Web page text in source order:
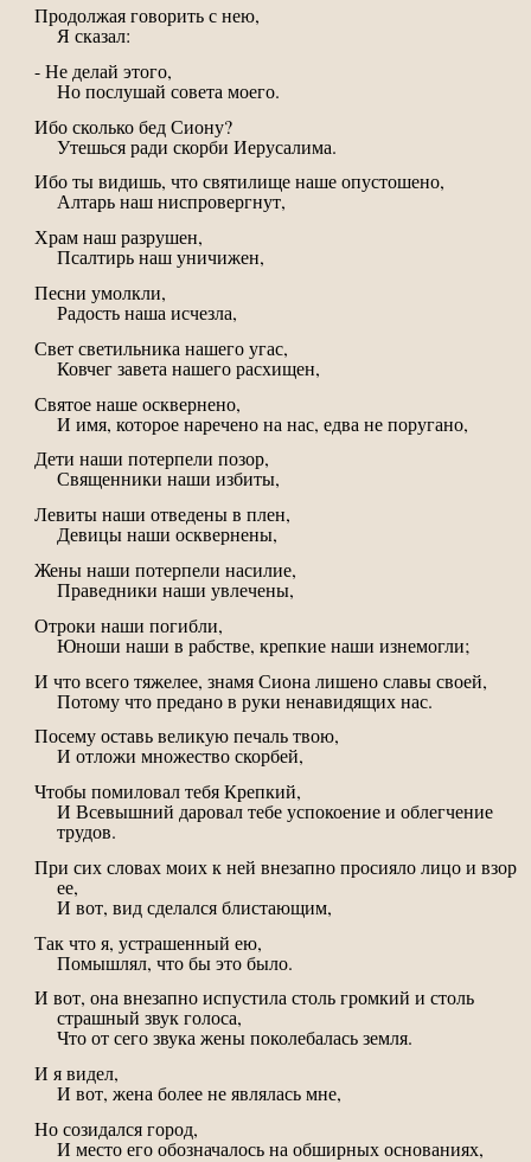
Продолжая говорить с нею,
Я сказал:
- Не делай этого,
Но послушай совета моего.
Ибо сколько бед Сиону?
Утешься ради скорби Иерусалима.
Ибо ты видишь, что святилище наше опустошено,
Алтарь наш ниспровергнут,
Храм наш разрушен,
Псалтирь наш уничижен,
Песни умолкли,
Радость наша исчезла,
Свет светильника нашего угас,
Ковчег завета нашего расхищен,
Святое наше осквернено,
И имя, которое наречено на нас, едва не поругано,
Дети наши потерпели позор,
Священники наши избиты,
Левиты наши отведены в плен,
Девицы наши осквернены,
Жены наши потерпели насилие,
Праведники наши увлечены,
Отроки наши погибли,
Юноши наши в рабстве, крепкие наши изнемогли;
И что всего тяжелее, знамя Сиона лишено славы своей,
Потому что предано в руки ненавидящих нас.
Посему оставь великую печаль твою,
И отложи множество скорбей,
Чтобы помиловал тебя Крепкий,
И Всевышний даровал тебе успокоение и облегчение
трудов.
При сих словах моих к ней внезапно просияло лицо и взор
ее,
И вот, вид сделался блистающим,
Так что я, устрашенный ею,
Помышлял, что бы это было.
И вот, она внезапно испустила столь громкий и столь
страшный звук голоса,
Что от сего звука жены поколебалась земля.
И я видел,
И вот, жена более не являлась мне,
Но созидался город,
И место его обозначалось на обширных основаниях,